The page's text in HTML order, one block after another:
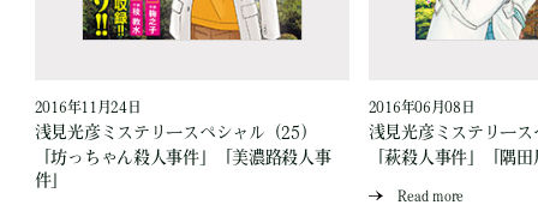
2016年11月24日
浅見光彦ミステリースペシャル（25）
「坊っちゃん殺人事件」「美濃路殺人事
件」
2016年06月08日
浅見光彦ミステリー
「萩殺人事件」「隅
Read more